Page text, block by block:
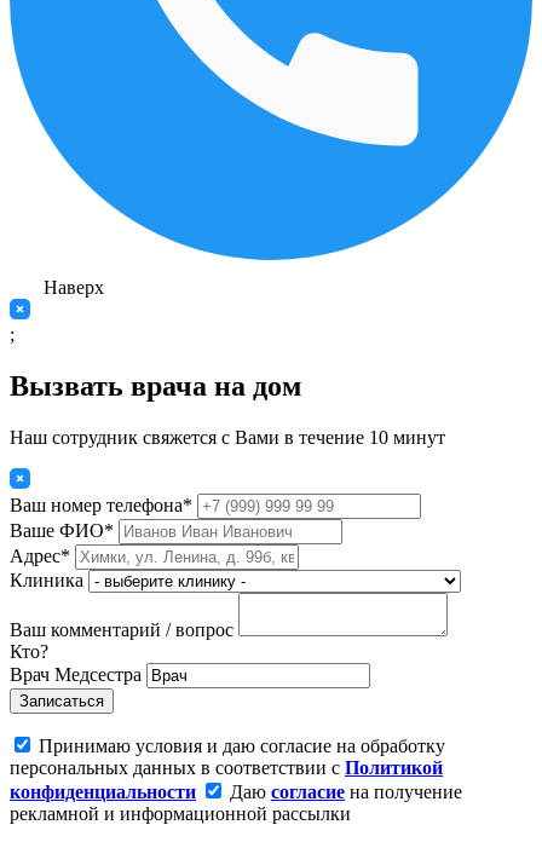
Наверх
;
Вызвать врача на дом
Наш сотрудник свяжется с Вами в течение 10 минут
Ваш номер телефона*
Ваше ФИО*
Адрес*
Клиника
Ваш комментарий / вопрос
Кто?
Врач Медсестра
Записаться
Принимаю условия и даю согласие на обработку
персональных данных в соответствии с Политикой
конфиденциальности
Даю согласие на получение
рекламной и информационной рассылки